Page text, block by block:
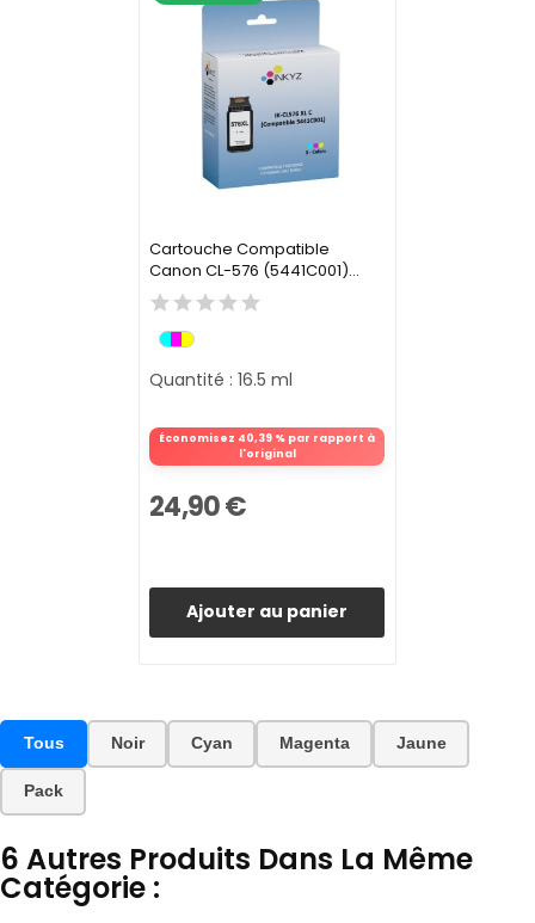
Cartouche Compatible
Canon CL-576 (5441C001)...
Économisez 40,39 % par rapport à
l'original
Quantité : 16.5 ml
24,90 €
Ajouter au panier
Tous Noir Cyan Magenta Jaune
Pack
6 Autres Produits Dans La Même
Catégorie :